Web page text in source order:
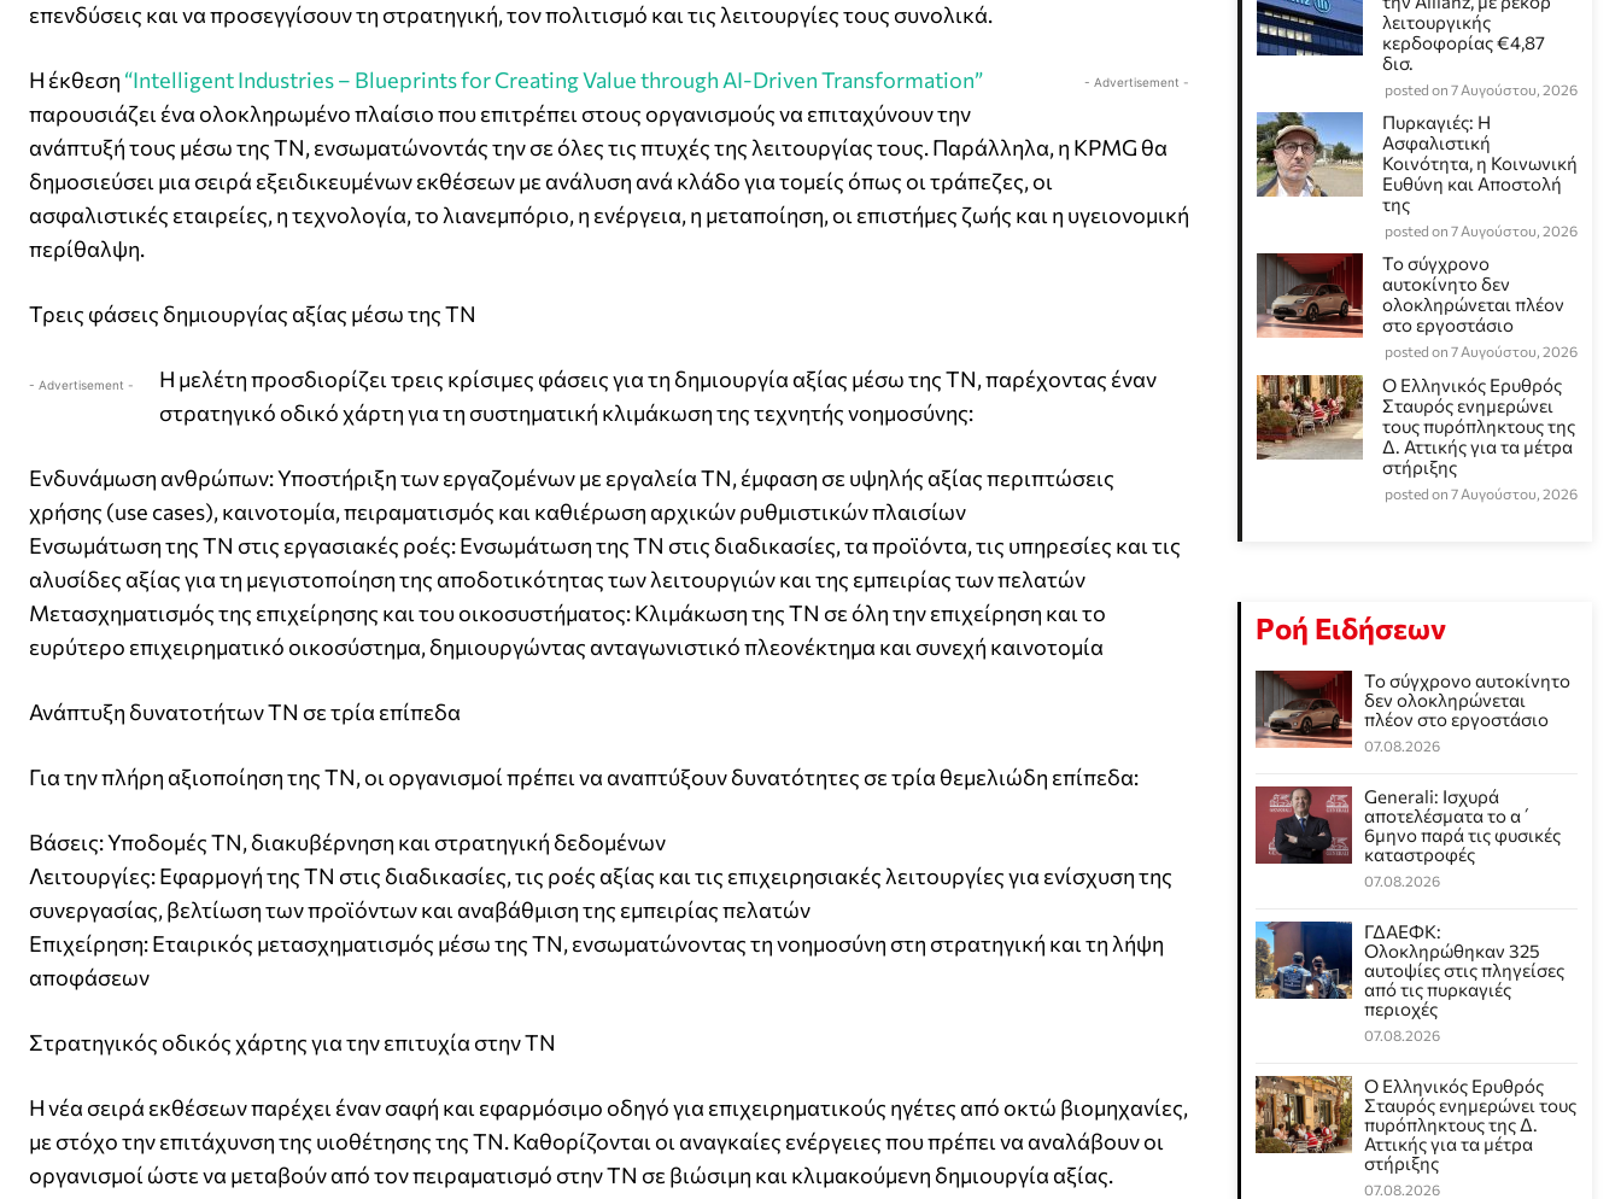
επενδύσεις και να προσεγγίσουν τη στρατηγική, τον πολιτισμό και τις λειτουργίες τους συνολικά.
- Advertisement -
Η έκθεση “Intelligent Industries – Blueprints for Creating Value through AI-Driven Transformation”
παρουσιάζει ένα ολοκληρωμένο πλαίσιο που επιτρέπει στους οργανισμούς να επιταχύνουν την
ανάπτυξή τους μέσω της ΤΝ, ενσωματώνοντάς την σε όλες τις πτυχές της λειτουργίας τους. Παράλληλα, η KPMG θα
δημοσιεύσει μια σειρά εξειδικευμένων εκθέσεων με ανάλυση ανά κλάδο για τομείς όπως οι τράπεζες, οι
ασφαλιστικές εταιρείες, η τεχνολογία, το λιανεμπόριο, η ενέργεια, η μεταποίηση, οι επιστήμες ζωής και η υγειονομική
περίθαλψη.
Τρεις φάσεις δημιουργίας αξίας μέσω της ΤΝ
- Advertisement -
Η μελέτη προσδιορίζει τρεις κρίσιμες φάσεις για τη δημιουργία αξίας μέσω της ΤΝ, παρέχοντας έναν
στρατηγικό οδικό χάρτη για τη συστηματική κλιμάκωση της τεχνητής νοημοσύνης:
Ενδυνάμωση ανθρώπων: Υποστήριξη των εργαζομένων με εργαλεία ΤΝ, έμφαση σε υψηλής αξίας περιπτώσεις
χρήσης (use cases), καινοτομία, πειραματισμός και καθιέρωση αρχικών ρυθμιστικών πλαισίων
Ενσωμάτωση της ΤΝ στις εργασιακές ροές: Ενσωμάτωση της ΤΝ στις διαδικασίες, τα προϊόντα, τις υπηρεσίες και τις
αλυσίδες αξίας για τη μεγιστοποίηση της αποδοτικότητας των λειτουργιών και της εμπειρίας των πελατών
Μετασχηματισμός της επιχείρησης και του οικοσυστήματος: Κλιμάκωση της ΤΝ σε όλη την επιχείρηση και το
ευρύτερο επιχειρηματικό οικοσύστημα, δημιουργώντας ανταγωνιστικό πλεονέκτημα και συνεχή καινοτομία
Ανάπτυξη δυνατοτήτων ΤΝ σε τρία επίπεδα
Για την πλήρη αξιοποίηση της ΤΝ, οι οργανισμοί πρέπει να αναπτύξουν δυνατότητες σε τρία θεμελιώδη επίπεδα:
Βάσεις: Υποδομές ΤΝ, διακυβέρνηση και στρατηγική δεδομένων
Λειτουργίες: Εφαρμογή της ΤΝ στις διαδικασίες, τις ροές αξίας και τις επιχειρησιακές λειτουργίες για ενίσχυση της
συνεργασίας, βελτίωση των προϊόντων και αναβάθμιση της εμπειρίας πελατών
Επιχείρηση: Εταιρικός μετασχηματισμός μέσω της ΤΝ, ενσωματώνοντας τη νοημοσύνη στη στρατηγική και τη λήψη
αποφάσεων
Στρατηγικός οδικός χάρτης για την επιτυχία στην ΤΝ
Η νέα σειρά εκθέσεων παρέχει έναν σαφή και εφαρμόσιμο οδηγό για επιχειρηματικούς ηγέτες από οκτώ βιομηχανίες,
με στόχο την επιτάχυνση της υιοθέτησης της ΤΝ. Καθορίζονται οι αναγκαίες ενέργειες που πρέπει να αναλάβουν οι
οργανισμοί ώστε να μεταβούν από τον πειραματισμό στην ΤΝ σε βιώσιμη και κλιμακούμενη δημιουργία αξίας.
λειτουργικής
κερδοφορίας €4,87
δισ.
posted on 7 Αυγούστου, 2026
Πυρκαγιές: Η
Ασφαλιστική
Κοινότητα, η Κοινωνική
Ευθύνη και Αποστολή
της
posted on 7 Αυγούστου, 2026
Το σύγχρονο
αυτοκίνητο δεν
ολοκληρώνεται πλέον
στο εργοστάσιο
posted on 7 Αυγούστου, 2026
Ο Ελληνικός Ερυθρός
Σταυρός ενημερώνει
τους πυρόπληκτους της
Δ. Αττικής για τα μέτρα
στήριξης
posted on 7 Αυγούστου, 2026
Ροή Ειδήσεων
Το σύγχρονο αυτοκίνητο
δεν ολοκληρώνεται
πλέον στο εργοστάσιο
07.08.2026
Generali: Ισχυρά
αποτελέσματα το α΄
6μηνο παρά τις φυσικές
καταστροφές
07.08.2026
ΓΔΑΕΦΚ:
Ολοκληρώθηκαν 325
αυτοψίες στις πληγείσες
από τις πυρκαγιές
περιοχές
07.08.2026
Ο Ελληνικός Ερυθρός
Σταυρός ενημερώνει τους
πυρόπληκτους της Δ.
Αττικής για τα μέτρα
στήριξης
07.08.2026